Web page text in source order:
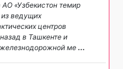
«Узбекистон темир
из ведущих
центров
в Ташкенте и
железнодорожной ме ...